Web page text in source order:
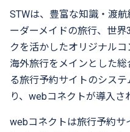
STWは、豊富な知識・渡
ーダーメイドの旅行、世界
クを活かしたオリジナルコ
海外旅行をメインとした
る旅行予約サイトのシス
り、 webコネクトが導入さ
webコネクトは旅行予約サ